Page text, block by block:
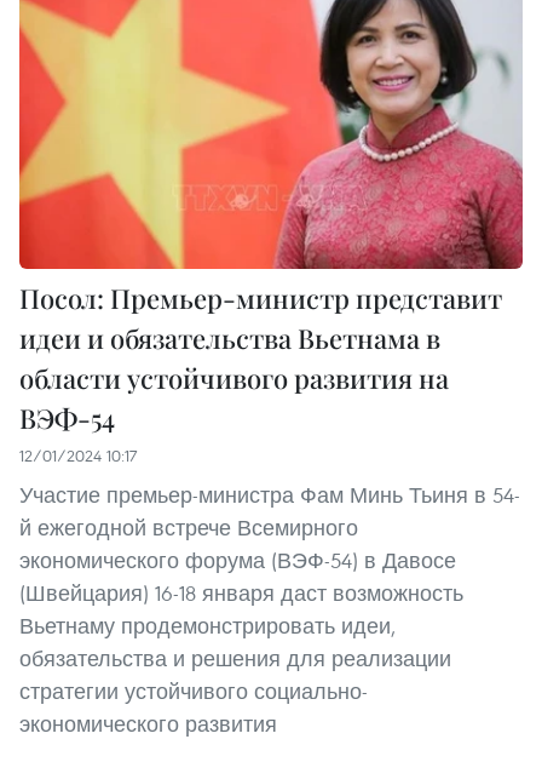
Посол: Премьер-министр представит
идеи и обязательства Вьетнама в
области устойчивого развития на
ВЭФ-54
12/01/2024 10:17
Участие премьер-министра Фам Минь Тьиня в 54-
й ежегодной встрече Всемирного
экономического форума (ВЭФ-54) в Давосе
(Швейцария) 16-18 января даст возможность
Вьетнаму продемонстрировать идеи,
обязательства и решения для реализации
стратегии устойчивого социально-
экономического развития